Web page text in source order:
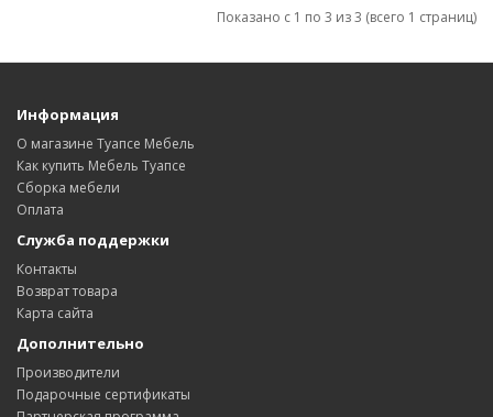
Показано с 1 по 3 из 3 (всего 1 страниц)
Информация
О магазине Туапсе Мебель
Как купить Мебель Туапсе
Сборка мебели
Оплата
Служба поддержки
Контакты
Возврат товара
Карта сайта
Дополнительно
Производители
Подарочные сертификаты